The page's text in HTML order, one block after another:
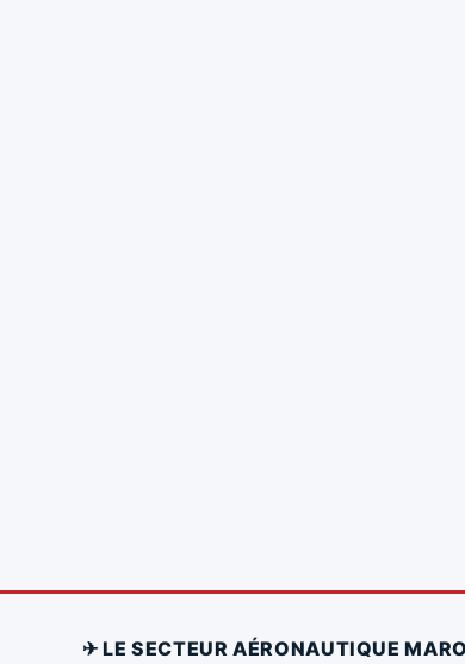
✈ LE SECTEUR AÉRONAUTIQUE